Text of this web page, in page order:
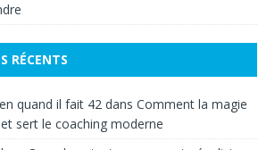
RÉCENTS
quand il fait 42 dans Comment la magie
sert le coaching moderne